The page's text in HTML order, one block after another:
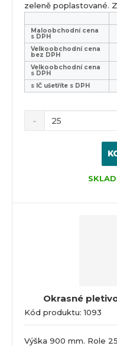
zeleně poplastované.
Maloobchodní cena
s DPH
Velkoobchodní cena
bez DPH
Velkoobchodní cena
s DPH
s IČ ušetříte s DPH
Okrasné
Kód produktu: 1093
Výška 900 mm. Role